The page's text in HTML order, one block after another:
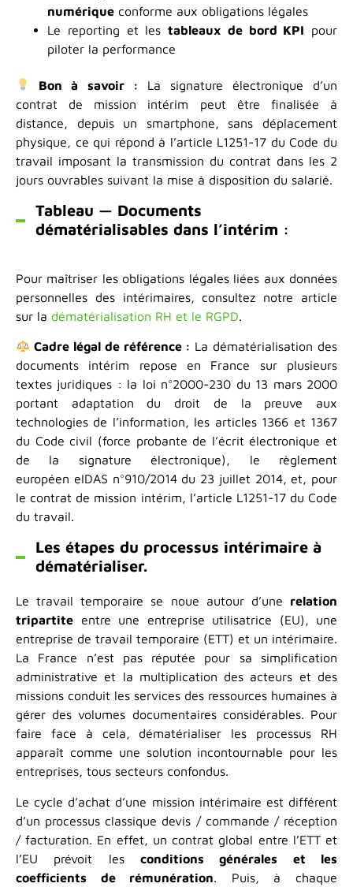
numérique conforme aux obligations légales
Le reporting et les tableaux de bord KPI pour
piloter la performance
Bon à savoir : La signature électronique d’un
contrat de mission intérim peut être finalisée à
distance, depuis un smartphone, sans déplacement
physique, ce qui répond à l’article L1251-17 du Code du
travail imposant la transmission du contrat dans les 2
jours ouvrables suivant la mise à disposition du salarié.
Tableau — Documents
dématérialisables dans l’intérim :
Pour maîtriser les obligations légales liées aux données
personnelles des intérimaires, consultez notre article
sur la dématérialisation RH et le RGPD.
Cadre légal de référence : La dématérialisation des
documents intérim repose en France sur plusieurs
textes juridiques : la loi n°2000-230 du 13 mars 2000
portant adaptation du droit de la preuve aux
technologies de l’information, les articles 1366 et 1367
du Code civil (force probante de l’écrit électronique et
de la signature électronique), le règlement
européen eIDAS n°910/2014 du 23 juillet 2014, et, pour
le contrat de mission intérim, l’article L1251-17 du Code
du travail.
Les étapes du processus intérimaire à
dématérialiser.
Le travail temporaire se noue autour d’une relation
tripartite entre une entreprise utilisatrice (EU), une
entreprise de travail temporaire (ETT) et un intérimaire.
La France n’est pas réputée pour sa simplification
administrative et la multiplication des acteurs et des
missions conduit les services des ressources humaines à
gérer des volumes documentaires considérables. Pour
faire face à cela, dématérialiser les processus RH
apparaît comme une solution incontournable pour les
entreprises, tous secteurs confondus.
Le cycle d’achat d’une mission intérimaire est différent
d’un processus classique devis / commande / réception
/ facturation. En effet, un contrat global entre l’ETT et
l’EU prévoit les conditions générales et les
coefficients de rémunération . Puis, à chaque